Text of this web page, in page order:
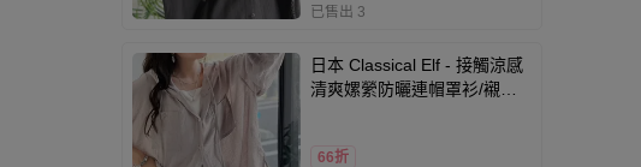
已售出 3
日本 Classical Elf - 接觸涼感
清爽嫘縈防曬連帽罩衫/襯衫-
66折